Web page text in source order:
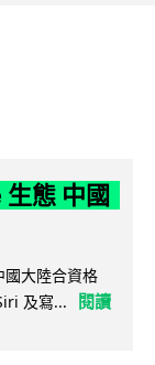
態 中國
大陸合資格
及寫...
閱讀